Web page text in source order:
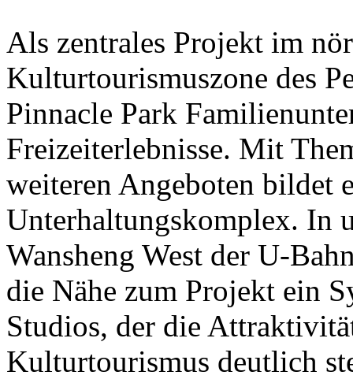
Als zentrales Projekt im
Kulturtourismuszone des
Pinnacle Park
Freizeiterlebnisse. Mit
weiteren Angeboten bildet
Unterhaltungskomplex. In
Wansheng West der U-
die Nähe zum Projekt ein
Studios, der die
Kulturtourismus deutlich